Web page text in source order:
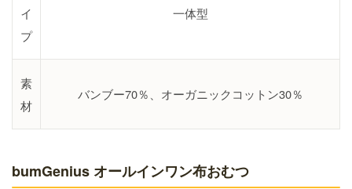
イ
プ
一体型
素
材
バンブー70％、オーガニックコットン30％
bumGenius オールインワン布おむつ